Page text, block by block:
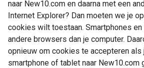
naar New10.com en daarna met een
Internet Explorer? Dan moeten we je
cookies wilt toestaan. Smartphones
andere browsers dan je computer.
opnieuw om cookies te accepteren als
smartphone of tablet naar New10.com